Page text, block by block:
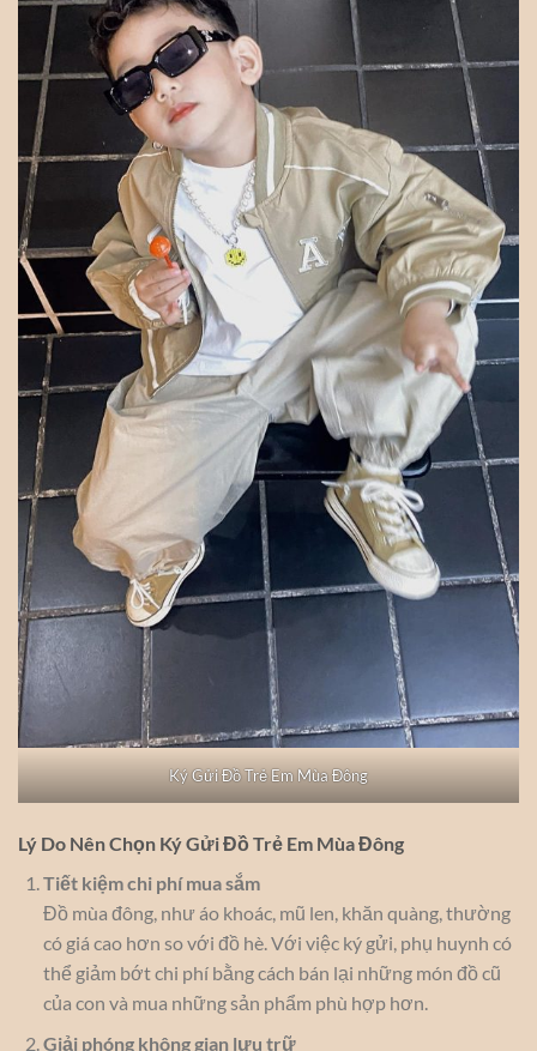
Ký Gửi Đồ Trẻ Em Mùa Đông
Lý Do Nên Chọn Ký Gửi Đồ Trẻ Em Mùa Đông
Tiết kiệm chi phí mua sắm
Đồ mùa đông, như áo khoác, mũ len, khăn quàng, thường
có giá cao hơn so với đồ hè. Với việc ký gửi, phụ huynh có
thể giảm bớt chi phí bằng cách bán lại những món đồ cũ
của con và mua những sản phẩm phù hợp hơn.
Giải phóng không gian lưu trữ